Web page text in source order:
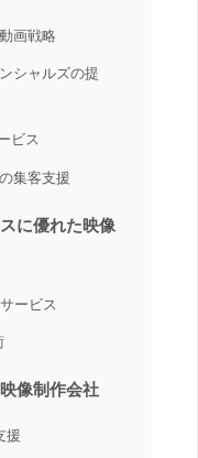
画戦略
シャルズの提
ビス
集客支援
に優れた映像
ービス
像制作会社
援